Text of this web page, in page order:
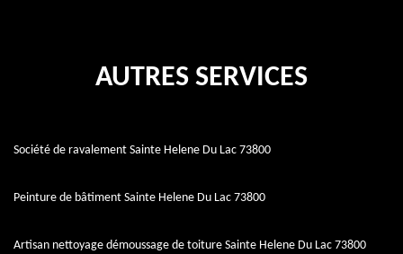
AUTRES SERVICES
Société de ravalement Sainte Helene Du Lac 73800
Peinture de bâtiment Sainte Helene Du Lac 73800
Artisan nettoyage démoussage de toiture Sainte Helene Du Lac 73800